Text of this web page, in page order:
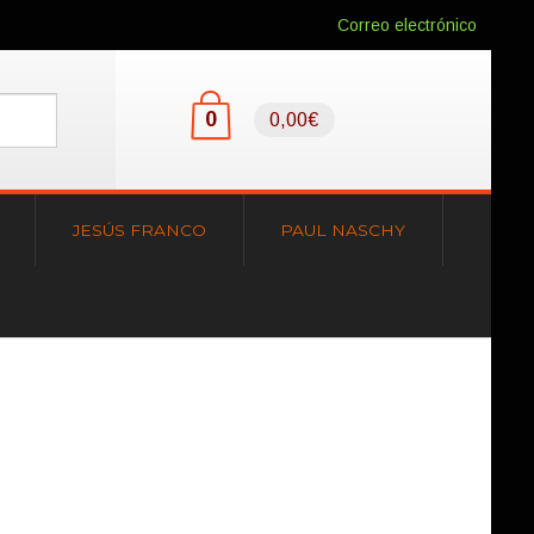
Correo electrónico
0 0,00€
JESÚS FRANCO PAUL NASCHY